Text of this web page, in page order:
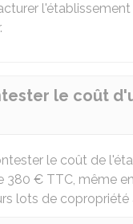
le coût
le coût de
380 € TTC, même
lots de copropriété